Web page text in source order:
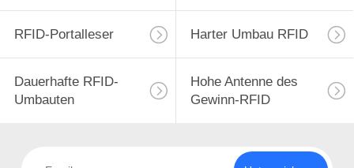
RFID-Portalleser Harter Umbau RFID
Dauerhafte RFID-
Umbauten
Hohe Antenne des
Gewinn-RFID